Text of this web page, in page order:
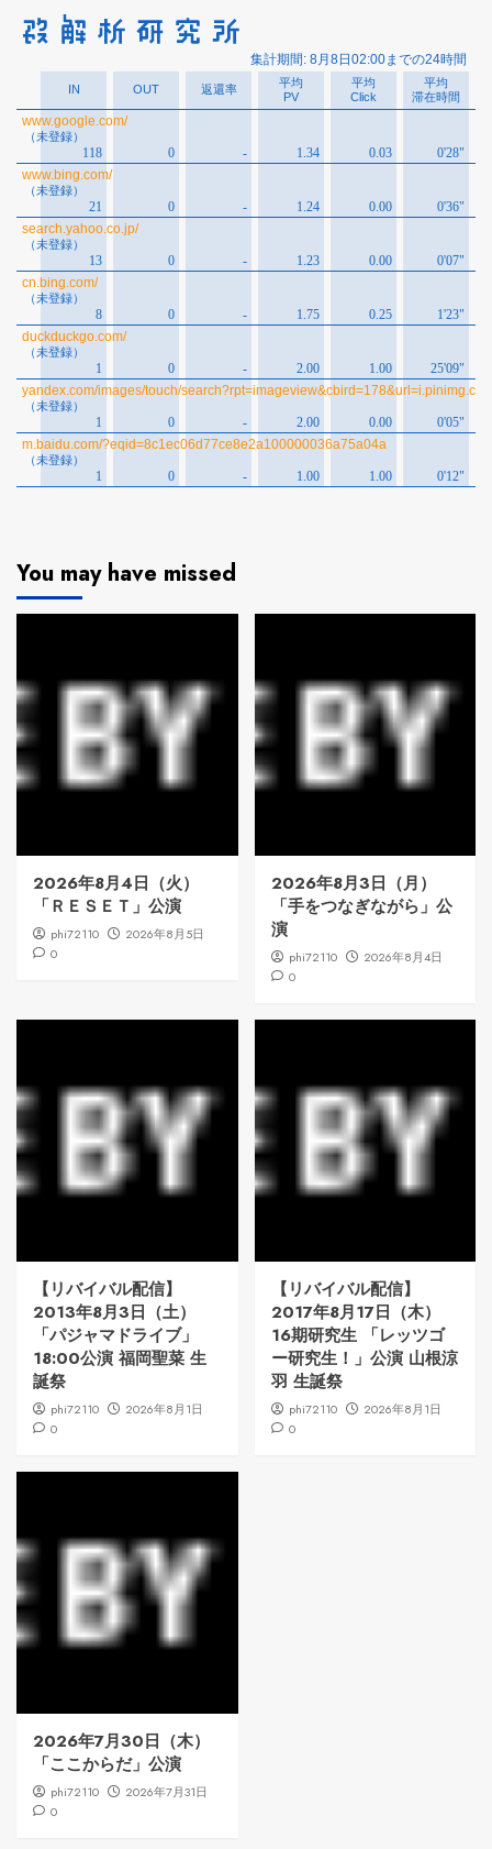
You may have missed
2026年8月4日（火）
「ＲＥＳＥＴ」公演
phi72110
2026年8月5日
0
2026年8月3日（月）
「手をつなぎながら」公
演
phi72110
2026年8月4日
0
【リバイバル配信】
2013年8月3日（土）
「パジャマドライブ」
18:00公演 福岡聖菜 生
誕祭
phi72110
2026年8月1日
0
【リバイバル配信】
2017年8月17日（木）
16期研究生 「レッツゴ
ー研究生！」公演 山根涼
羽 生誕祭
phi72110
2026年8月1日
0
2026年7月30日（木）
「ここからだ」公演
phi72110
2026年7月31日
0